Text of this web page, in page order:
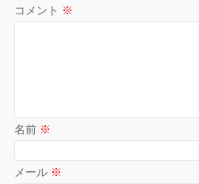
コメント ※
名前 ※
メール ※